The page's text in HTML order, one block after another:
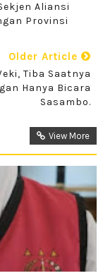
Aliansi
Provinsi
Older Article
Tiba Saatnya
Hanya Bicara
Sasambo.
View More